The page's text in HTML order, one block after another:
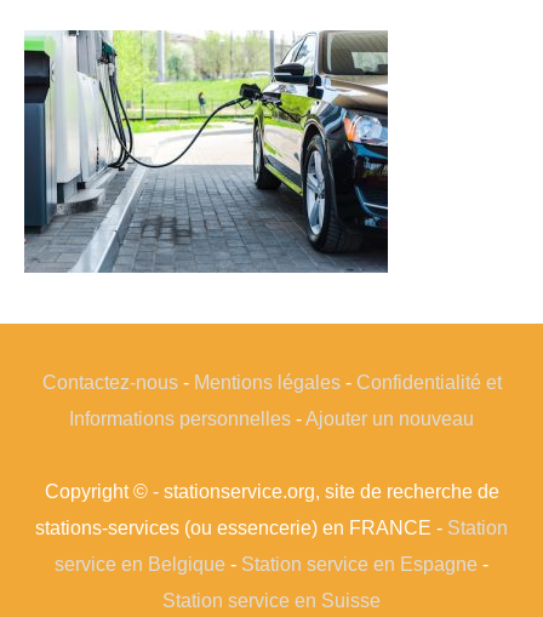
Contactez-nous- Mentions légales- Confidentialité et
Informations personnelles -Ajouter un nouveau
Copyright © - stationservice.org, site de recherche de
stations-services (ou essencerie) en FRANCE - Station
service en Belgique - Station service en Espagne -
Station service en Suisse